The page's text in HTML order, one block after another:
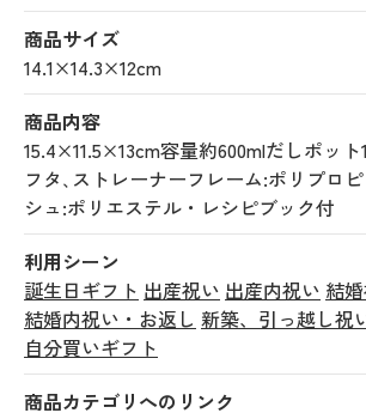
商品サイズ
14.1×14.3×12cm
商品内容
15.4×11.5×13cm容量約600mlだしポッ
フタ､ストレーナーフレーム:ポリプロ
シュ:ポリエステル・レシピブック付
利用シーン
誕生日ギフト 出産祝い 出産内祝い 結
結婚内祝い・お返し 新築、引っ越し祝
自分買いギフト
商品カテゴリへのリンク